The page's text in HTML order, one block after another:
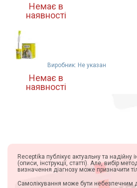
Немає в
наявності
Виробник: Не указан
Немає в
наявності
Receptika публікує актуальну та надійну
(описи, інструкції, статті). Але, вибір
визначення діагнозу може призначити
Самолікування може бути небезпечним